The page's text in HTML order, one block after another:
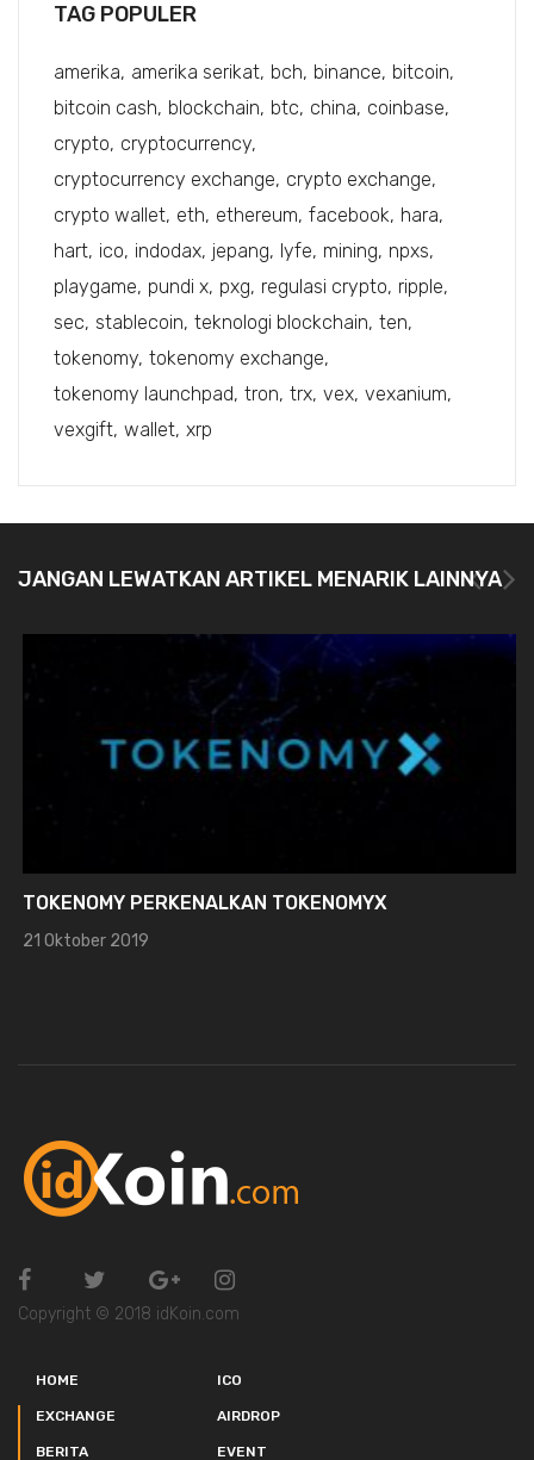
TAG POPULER
amerika amerika serikat bch binance
bitcoin
bitcoin cash
blockchain btc china coinbase
crypto cryptocurrency
cryptocurrency exchange crypto exchange
crypto wallet eth ethereum facebook hara
hart ico indodax jepang lyfe mining npxs
playgame pundi x pxg regulasi crypto ripple
sec stablecoin teknologi blockchain ten
tokenomy tokenomy exchange
tokenomy launchpad tron trx vex vexanium
vexgift wallet xrp
JANGAN LEWATKAN ARTIKEL MENARIK LAINNYA
TOKENOMY PERKENALKAN TOKENOMYX
21 Oktober 2019
Copyright © 2018 idKoin.com
HOME ICO
EXCHANGE AIRDROP
BERITA EVENT